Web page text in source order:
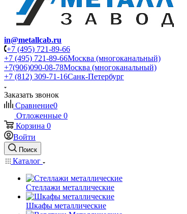
in@metallcab.ru
+7 (495) 721-89-66
+7 (495) 721-89-66Москва (многоканальный)
+7(906)090-08-78Москва (многоканальный)
+7 (812) 309-71-16Санк-Петербург
Заказать звонок
Сравнение0
Отложенные 0
Корзина 0
Войти
Поиск
Каталог
Стеллажи металлические
Шкафы металлические